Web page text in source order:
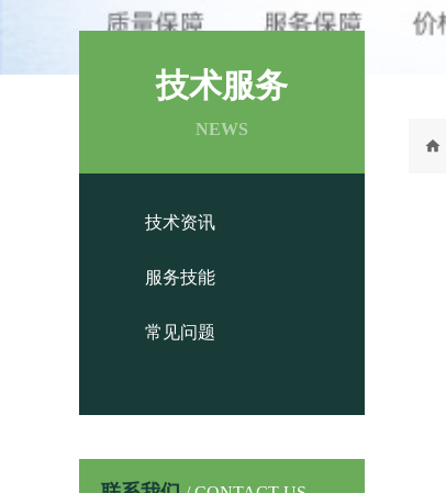
技术服务
NEWS
技术资讯
服务技能
常见问题